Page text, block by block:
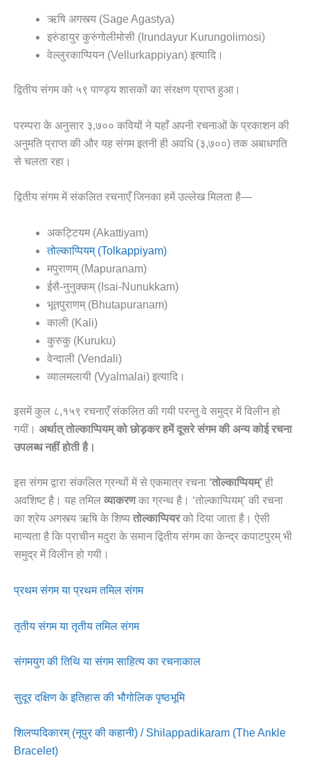
ऋषि अगस्त्य (Sage Agastya)
इरुंडायुर कुरुंगोलीमोसी (Irundayur Kurungolimosi)
वेल्लुरकाप्पियन (Vellurkappiyan) इत्यादि।
द्वितीय संगम को ५९ पाण्ड्य शासकों का संरक्षण प्राप्त हुआ।
परम्परा के अनुसार ३,७०० कवियों ने यहाँ अपनी रचनाओं के प्रकाशन की
अनुमति प्राप्त की और यह संगम इतनी ही अवधि (३,७००) तक अबाधगति
से चलता रहा।
द्वितीय संगम में संकलित रचनाएँ जिनका हमें उल्लेख मिलता है—
अकट्टियम (Akattiyam)
तोल्काप्पियम् (Tolkappiyam)
मपुराणम् (Mapuranam)
ईसै-नुनुक्कम् (Isai-Nunukkam)
भूतपुराणम् (Bhutapuranam)
काली (Kali)
कुरुकु (Kuruku)
वेन्दाली (Vendali)
व्यालमलायी (Vyalmalai) इत्यादि।
इसमें कुल ८,१५९ रचनाएँ संकलित की गयी परन्तु वे समुद्र में विलीन हो
गयीं। अर्थात् तोल्काप्पियम् को छोड़कर हमें दूसरे संगम की अन्य कोई रचना
उपलब्ध नहीं होती है।
इस संगम द्वारा संकलित ग्रन्थों में से एकमात्र रचना ‘तोल्काप्पियम्’ ही
अवशिष्ट है। यह तमिल व्याकरणका ग्रन्थ है। ‘तोल्काप्पियम्’ की रचना
का श्रेय अगस्त्य ऋषि के शिष्य तोल्काप्पियरको दिया जाता है। ऐसी
मान्यता है कि प्राचीन मदुरा के समान द्वितीय संगम का केन्द्र कपाटपुरम् भी
समुद्र में विलीन हो गयी।
प्रथम संगम या प्रथम तमिल संगम
तृतीय संगम या तृतीय तमिल संगम
संगमयुग की तिथि या संगम साहित्य का रचनाकाल
सुदूर दक्षिण के इतिहास की भौगोलिक पृष्ठभूमि
शिलप्पदिकारम् (नूपुर की कहानी) / Shilappadikaram (The Ankle
Bracelet)